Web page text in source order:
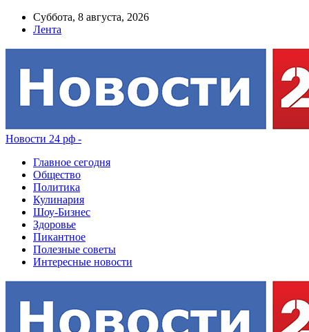
Суббота, 8 августа, 2026
Лента
Новости 24 рф -
Главное сегодня
Общество
Политика
Кулинария
Шоу-Бизнес
Здоровье
Пикантное
Полезные советы
Интересные новости